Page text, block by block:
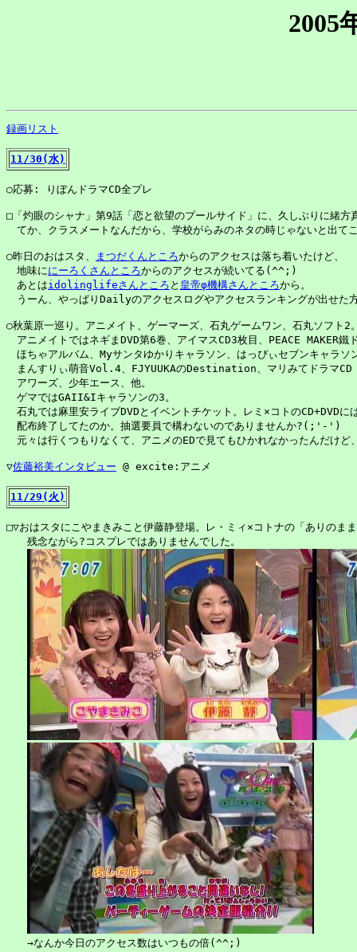
2005
録画リスト
11/30(水)
○応募: りぼんドラマCD全プレ
□「灼眼のシャナ」第9話「恋と欲望のプールサイド」に、久しぶりに緒方
てか、クラスメートなんだから、学校がらみのネタの時じゃないと出て
○昨日のおはスタ、 まつだくんところからのアクセスは落ち着いたけど、
地味ににーろくさんところからのアクセスが続いてる(^^;)
あとはidolinglifeさんところ と 皇帝φ機構さんところから。
うーん、やっぱりDailyのアクセスログやアクセスランキングが出せた
○秋葉原一巡り。アニメイト、ゲーマーズ、石丸ゲームワン、石丸ソフト2
アニメイトではネギまDVD第6巻、アイマスCD3枚目、PEACE MAKER鐵
ほちゃアルバム、Myサンタゆかりキャラソン、はっぴぃセブンキャラソ
まんすりぃ萌音Vol.4、FJYUUKAのDestination、マリみてドラマCD
アワーズ、少年エース、他。
ゲマではGAII&Iキャラソンの3。
石丸では麻里安ライブDVDとイベントチケット。レミ×コトのCD+DVDに
配布終了してたのか。抽選要員で構わないのでありませんか?(;'-')
元々は行くつもりなくて、アニメのEDで見てもひかれなかったんだけ
▽佐藤裕美インタビュー @ excite:アニメ
11/29(火)
□▽おはスタにこやまきみこと伊藤静登場。レ・ミィ×コトナの「ありの
残念ながら?コスプレではありませんでした。
→なんか今日のアクセス数はいつもの倍(^^;)